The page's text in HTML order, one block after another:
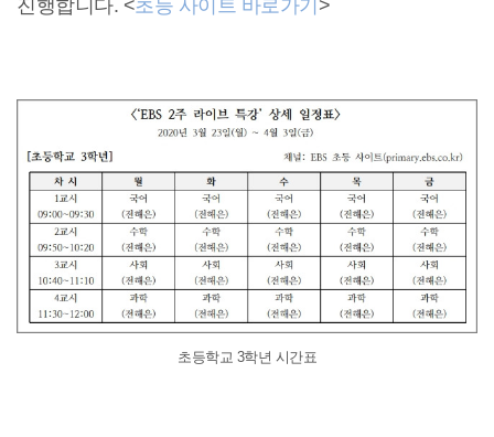
진행합니다. <초등 사이트 바로가기 >
초등학교 3학년 시간표